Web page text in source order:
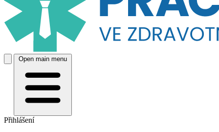
Open main menu
Přihlášení